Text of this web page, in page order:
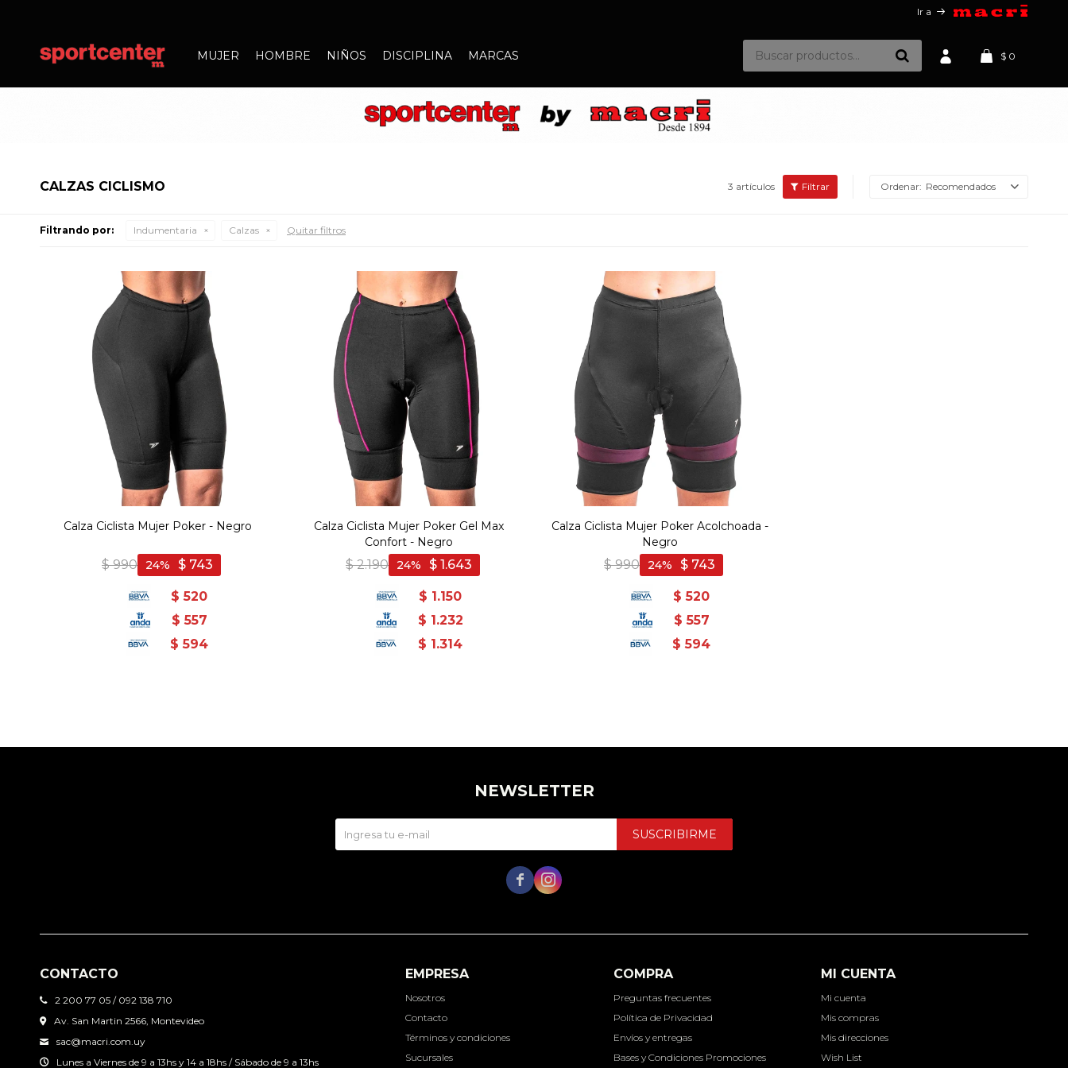
MUJER HOMBRE NIÑOS DISCIPLINA MARCAS $ 0
Ir a
CALZAS CICLISMO 3 artículos Recomendados
Filtrando por: Indumentaria Calzas Quitar filtros
Calza Ciclista Mujer Poker - Negro
$ 990 $ 743
24
$ 520
$ 557
$ 594
Calza Ciclista Mujer Poker Gel Max
Confort - Negro
$ 2.190 $ 1.643
24
$ 1.150
$ 1.232
$ 1.314
Calza Ciclista Mujer Poker Acolchoada -
Negro
$ 990 $ 743
24
$ 520
$ 557
$ 594
CONTACTO
2 200 77 05 / 092 138 710
Av. San Martin 2566, Montevideo
sac@macri.com.uy
Lunes a Viernes de 9 a 13hs y 14 a 18hs / Sábado de 9 a 13hs
EMPRESA
Nosotros
Contacto
Términos y condiciones
Sucursales
COMPRA
Preguntas frecuentes
Política de Privacidad
Envíos y entregas
Bases y Condiciones Promociones
MI CUENTA
Mi cuenta
Mis compras
Mis direcciones
Wish List
NEWSLETTER
SUSCRIBIRME
 